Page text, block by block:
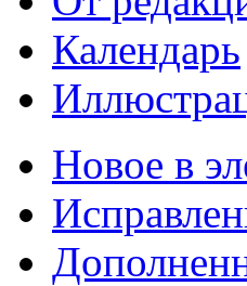
Календарь
Новое в